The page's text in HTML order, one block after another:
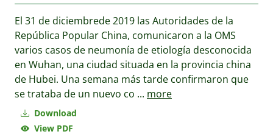
Download
View PDF
El 31 de diciembrede 2019 las Autoridades de la
República Popular China, comunicaron a la OMS
varios casos de neumonía de etiología desconocida
en Wuhan, una ciudad situada en la provincia china
de Hubei. Una semana más tarde confirmaron que
se trataba de un nuevo co ... more